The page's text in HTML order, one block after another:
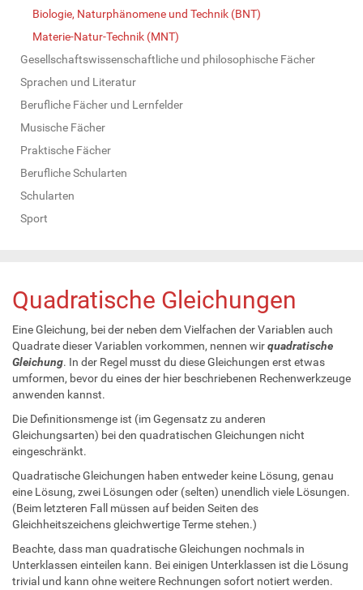
Biologie, Naturphänomene und Technik (BNT)
Materie-Natur-Technik (MNT)
Gesellschaftswissenschaftliche und philosophische Fächer
Sprachen und Literatur
Berufliche Fächer und Lernfelder
Musische Fächer
Praktische Fächer
Berufliche Schularten
Schularten
Sport
Quadratische Gleichungen
Eine Gleichung, bei der neben dem Vielfachen der Variablen auch
Quadrate dieser Variablen vorkommen, nennen wirquadratische
Gleichung. In der Regel musst du diese Gleichungen erst etwas
umformen, bevor du eines der hier beschriebenen Rechenwerkzeuge
anwenden kannst.
Die Definitionsmenge ist (im Gegensatz zu anderen
Gleichungsarten) bei den quadratischen Gleichungen nicht
eingeschränkt.
Quadratische Gleichungen haben entweder keine Lösung, genau
eine Lösung, zwei Lösungen oder (selten) unendlich viele Lösungen.
(Beim letzteren Fall müssen auf beiden Seiten des
Gleichheitszeichens gleichwertige Terme stehen.)
Beachte, dass man quadratische Gleichungen nochmals in
Unterklassen einteilen kann. Bei einigen Unterklassen ist die Lösung
trivial und kann ohne weitere Rechnungen sofort notiert werden.